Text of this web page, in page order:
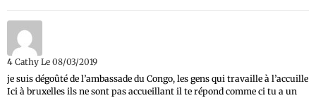
4 Cathy Le 08/03/2019
je suis dégoûté de l’ambassade du Congo, les gens qui travaille à l’accuille
Ici à bruxelles ils ne sont pas accueillant il te répond comme ci tu a un